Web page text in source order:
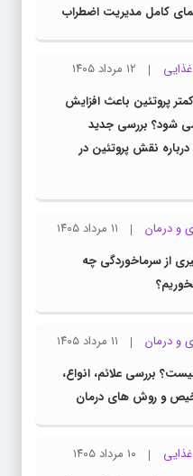
کامل مدیریت اضطراب
۱۲ مرداد ۱۴۰۵
پروتئین باعث افزایش
شود؟ بررسی جدید
نقش پروتئین در
و درمان
۱۱ مرداد ۱۴۰۵
از سرماخوردگی چه
و درمان
۱۱ مرداد ۱۴۰۵
بررسی علائم، انواع،
و روش های درمان
۱۰ مرداد ۱۴۰۵